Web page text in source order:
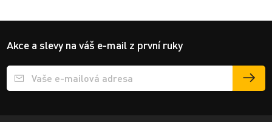
Akce a slevy na váš e-mail z první ruky
Přihlášení e-mailu k odběru